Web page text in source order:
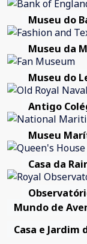
Museu do
Museu da
Museu do
Antigo
Museu
Casa da
Mundo de
Casa e Jardim